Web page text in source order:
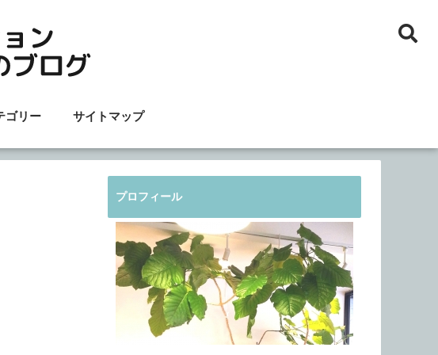
ゴリー サイトマップ
プロフィール